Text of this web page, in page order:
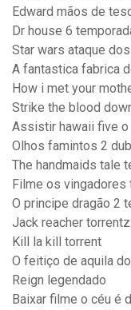
Edward mãos de
Dr house 6
Star wars ataque
A fantastica fabrica
How i met your
Strike the blood
Assistir hawaii five o
Olhos famintos 2
The handmaids tale
Filme os vingadores
O principe dragão 2
Jack reacher
Kill la kill torrent
O feitiço de aquila
Reign legendado
Baixar filme o céu é